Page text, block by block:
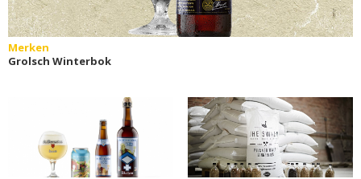
Merken
Grolsch Winterbok